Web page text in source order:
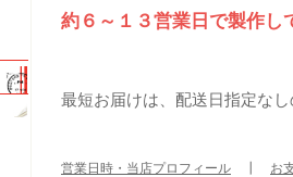
約６～１３営業日で製作し
最短お届けは、配送日指定な
営業日時・当店プロフィール お